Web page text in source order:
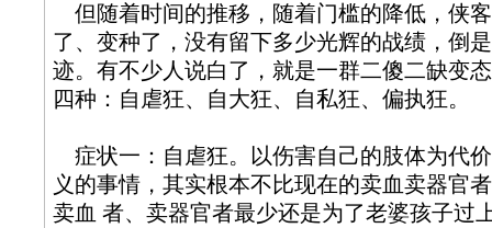
但随着时间的推移，随着门槛的降低，侠
了、变种了，没有留下多少光辉的战绩，倒
迹。有不少人说白了，就是一群二傻二缺变
四种：自虐狂、自大狂、自私狂、偏执狂。
症状一：自虐狂。以伤害自己的肢体为代
义的事情，其实根本不比现在的卖血卖器官
卖血 者、卖器官者最少还是为了老婆孩子过